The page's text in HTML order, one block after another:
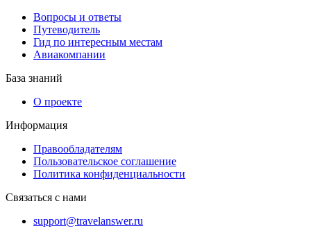
Вопросы и ответы
Путеводитель
Гид по интересным местам
Авиакомпании
База знаний
О проекте
Информация
Правообладателям
Пользовательское соглашение
Политика конфиденциальности
Связаться с нами
support@travelanswer.ru